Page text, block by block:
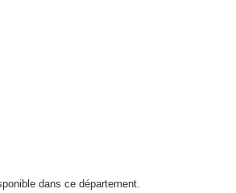
dans ce département.